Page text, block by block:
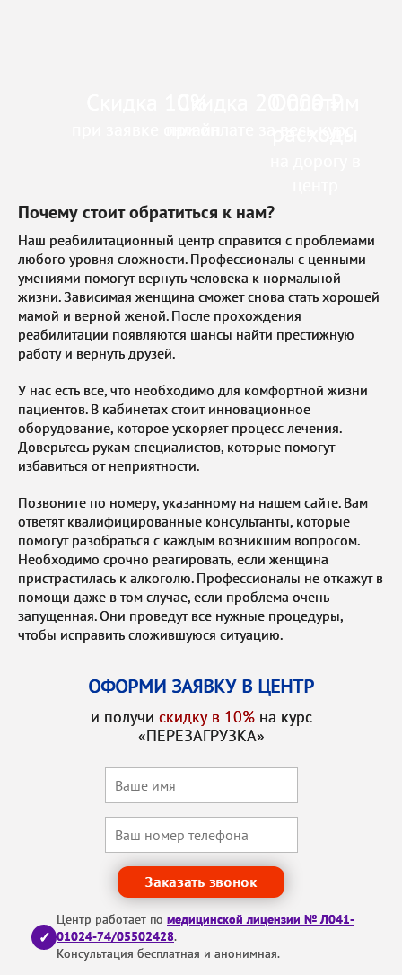
Почему стоит обратиться к нам?
Наш реабилитационный центр справится с проблемами
любого уровня сложности. Профессионалы с ценными
умениями помогут вернуть человека к нормальной
жизни. Зависимая женщина сможет снова стать хорошей
мамой и верной женой. После прохождения
реабилитации появляются шансы найти престижную
работу и вернуть друзей.
У нас есть все, что необходимо для комфортной жизни
пациентов. В кабинетах стоит инновационное
оборудование, которое ускоряет процесс лечения.
Доверьтесь рукам специалистов, которые помогут
избавиться от неприятности.
Позвоните по номеру, указанному на нашем сайте. Вам
ответят квалифицированные консультанты, которые
помогут разобраться с каждым возникшим вопросом.
Необходимо срочно реагировать, если женщина
пристрастилась к алкоголю. Профессионалы не откажут в
помощи даже в том случае, если проблема очень
запущенная. Они проведут все нужные процедуры,
чтобы исправить сложившуюся ситуацию.
ОФОРМИ ЗАЯВКУ В ЦЕНТР
и получи скидку в 10%на курс
«ПЕРЕЗАГРУЗКА»
Заказать звонок
✓
Центр работает по медицинской лицензии № Л041-
01024-74/05502428.
Консультация бесплатная и анонимная.